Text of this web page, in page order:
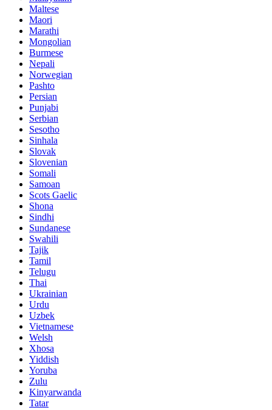
Maltese
Maori
Marathi
Mongolian
Burmese
Nepali
Norwegian
Pashto
Persian
Punjabi
Serbian
Sesotho
Sinhala
Slovak
Slovenian
Somali
Samoan
Scots Gaelic
Shona
Sindhi
Sundanese
Swahili
Tajik
Tamil
Telugu
Thai
Ukrainian
Urdu
Uzbek
Vietnamese
Welsh
Xhosa
Yiddish
Yoruba
Zulu
Kinyarwanda
Tatar